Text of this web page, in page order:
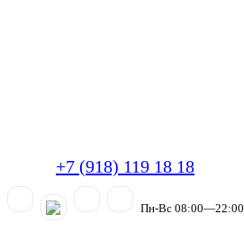
+7 (918) 119 18 18
Пн-Вс 08:00—22:00